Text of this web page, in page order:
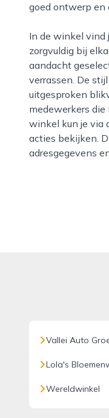
goed ontwerp en
In de winkel vind je een gevarieerd aanbod van mode, tassen, sieraden en woonaccessoires,
zorgvuldig bij
aandacht
verrassen. De
uitgesproken
medewerkers
winkel kun je via
acties bekijken.
adresgegevens
Vallei Auto
Lola's
Wereldwinkel